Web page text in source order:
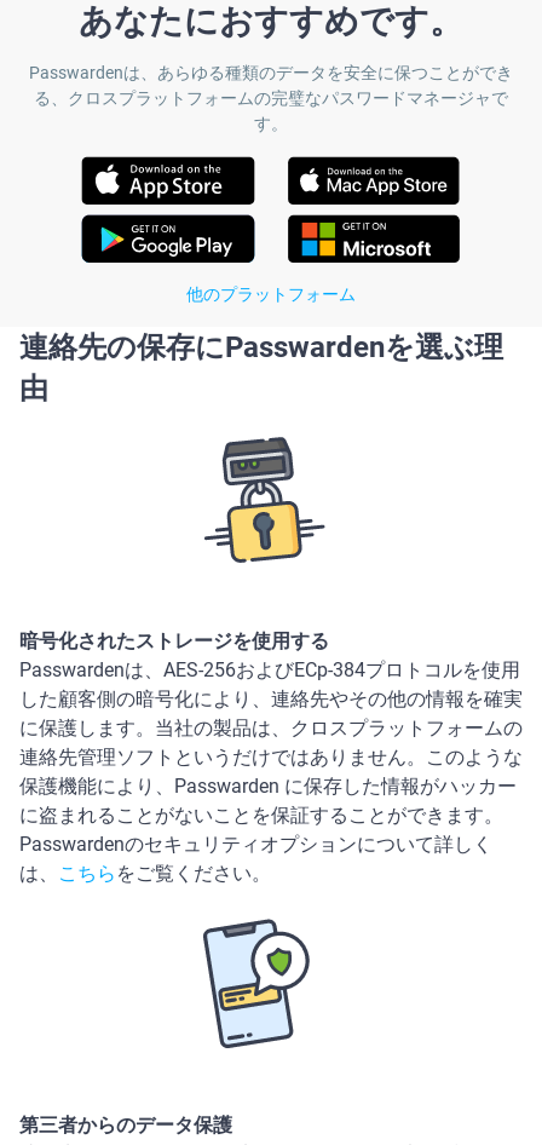
あなたにおすすめです。
Passwardenは、あらゆる種類のデータを安全に保つことができ
る、クロスプラットフォームの完璧なパスワードマネージャで
す。
他のプラットフォーム
連絡先の保存にPasswardenを選ぶ理
由
暗号化されたストレージを使用する
Passwardenは、AES-256およびЕСр-384プロトコルを使用
した顧客側の暗号化により、連絡先やその他の情報を確実
に保護します。当社の製品は、クロスプラットフォームの
連絡先管理ソフトというだけではありません。このような
保護機能により、Passwarden に保存した情報がハッカー
に盗まれることがないことを保証することができます。
Passwardenのセキュリティオプションについて詳しく
は、
こちら をご覧ください。
第三者からのデータ保護